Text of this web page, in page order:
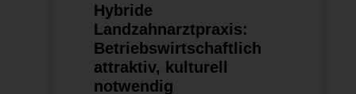
Hybride
Landzahnarztpraxis:
Betriebswirt­schaftlich
attraktiv, kulturell
notwendig